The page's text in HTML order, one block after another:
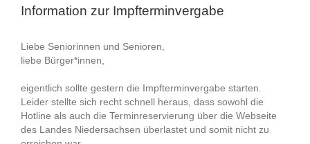
Information zur Impfterminvergabe
Liebe Seniorinnen und Senioren,
liebe Bürger*innen,
eigentlich sollte gestern die Impfterminvergabe starten.
Leider stellte sich recht schnell heraus, dass sowohl die
Hotline als auch die Terminreservierung über die Webseite
des Landes Niedersachsen überlastet und somit nicht zu